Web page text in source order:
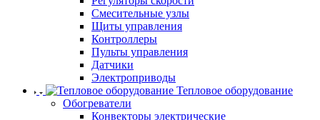
Смесительные узлы
Щиты управления
Контроллеры
Пульты управления
Датчики
Электроприводы
Тепловое оборудование
Обогреватели
Конвекторы электрические